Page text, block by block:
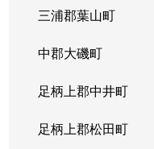
三浦郡葉山町
中郡大磯町
足柄上郡中井町
足柄上郡松田町